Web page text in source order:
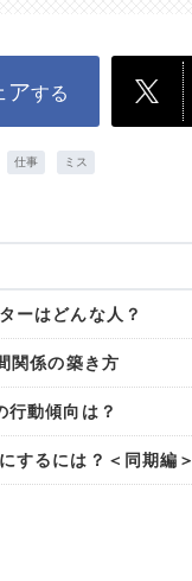
アする
仕事 ミス
ーはどんな人？
関係の築き方
行動傾向は？
するには？＜同期編＞